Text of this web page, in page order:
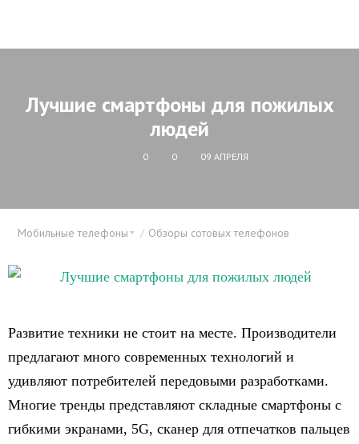
Лучшие смартфоны для пожилых
людей
0 0 09 АПРЕЛЯ
Мобильные телефоны Обзоры сотовых телефонов
Развитие техники не стоит на месте. Производители
предлагают много современных технологий и
удивляют потребителей передовыми разработками.
Многие тренды представляют складные смартфоны с
гибкими экранами, 5G, сканер для отпечатков пальцев